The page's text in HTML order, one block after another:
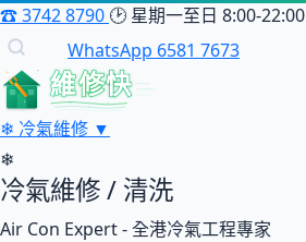
☎3742 8790 🕑 星期一至日 8:00-22:00
WhatsApp 6581 7673
維修快
❄ 冷氣維修 ▼
❄
冷氣維修 / 清洗
Air Con Expert - 全港冷氣工程專家